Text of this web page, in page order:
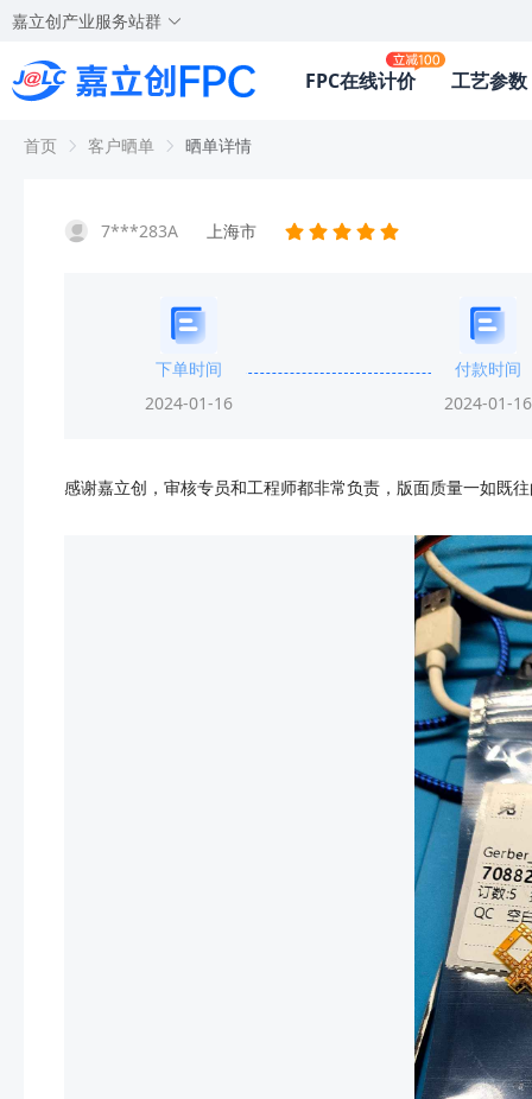
嘉立创产业服务站群
FPC在线计价 工艺参数
首页 客户晒单 晒单详情
7***283A 上海市
下单时间
2024-01-16
付款时间
2024-01-16
感谢嘉立创，审核专员和工程师都非常负责，版面质量一如既